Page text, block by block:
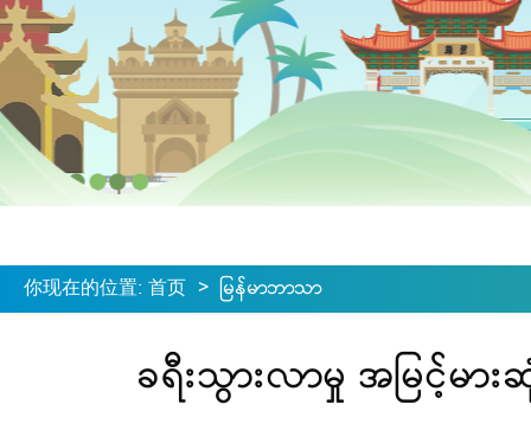
你现在的位置: 首页 > မြန်မာဘာသာ
ခရီးသွားလာမှု အမြင့်မ